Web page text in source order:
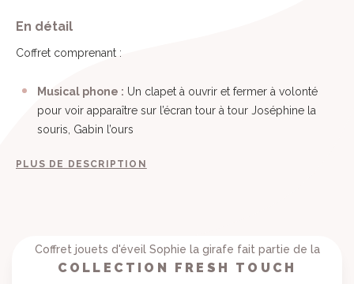
En détail
Coffret comprenant :
Musical phone : Un clapet à ouvrir et fermer à volonté
pour voir apparaître sur l’écran tour à tour Joséphine la
souris, Gabin l’ours
PLUS DE DESCRIPTION
Coffret jouets d'éveil Sophie la girafe fait partie de la
COLLECTION FRESH TOUCH